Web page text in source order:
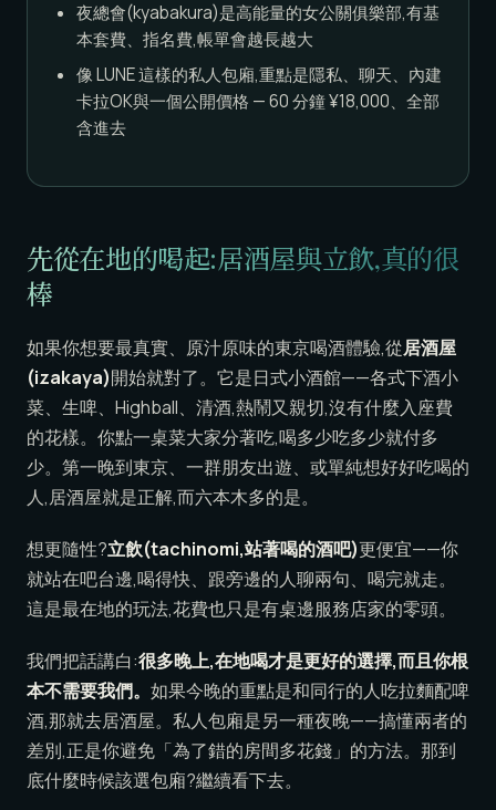
夜總會(kyabakura)是高能量的女公關俱樂部,有基
本套費、指名費,帳單會越長越大
像 LUNE 這樣的私人包廂,重點是隱私、聊天、內建
卡拉OK與一個公開價格 — 60 分鐘 ¥18,000、全部
含進去
先從在地的喝起:居酒屋與立飲,真的很
棒
如果你想要最真實、原汁原味的東京喝酒體驗,從居酒屋
(izakaya)開始就對了。它是日式小酒館——各式下酒小
菜、生啤、Highball、清酒,熱鬧又親切,沒有什麼入座費
的花樣。你點一桌菜大家分著吃,喝多少吃多少就付多
少。第一晚到東京、一群朋友出遊、或單純想好好吃喝的
人,居酒屋就是正解,而六本木多的是。
想更隨性?立飲(tachinomi,站著喝的酒吧)更便宜——你
就站在吧台邊,喝得快、跟旁邊的人聊兩句、喝完就走。
這是最在地的玩法,花費也只是有桌邊服務店家的零頭。
我們把話講白:很多晚上,在地喝才是更好的選擇,而且你根
本不需要我們。 如果今晚的重點是和同行的人吃拉麵配啤
酒,那就去居酒屋。私人包廂是另一種夜晚——搞懂兩者的
差別,正是你避免「為了錯的房間多花錢」的方法。那到
底什麼時候該選包廂?繼續看下去。